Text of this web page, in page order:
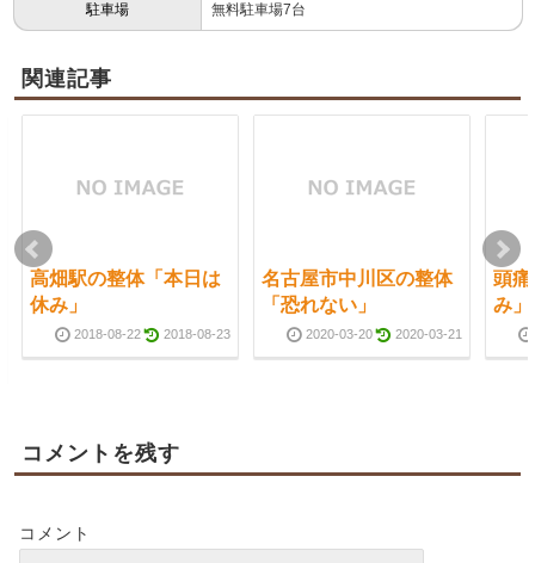
駐車場 無料駐車場7台
関連記事
高畑駅の整体「本日は
休み」
2018-08-22 2018-08-23
名古屋市中川区の整体
「恐れない」
2020-03-20 2020-03-21
頭
み」
コメントを残す
コメント